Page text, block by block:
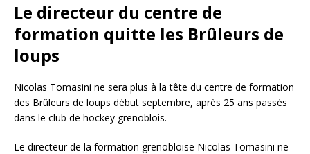
Le directeur du centre de
formation quitte les Brûleurs de
loups
Nicolas Tomasini ne sera plus à la tête du centre de formation
des Brûleurs de loups début septembre, après 25 ans passés
dans le club de hockey grenoblois.
Le directeur de la formation grenobloise Nicolas Tomasini ne